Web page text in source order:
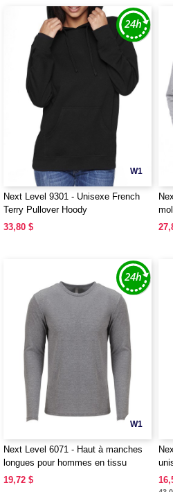
W1
Next Level 9301 - Unisexe French
Terry Pullover Hoody
33,80 $
W1
Next Level 6071 - Haut à manches
longues pour hommes en tissu
triblend
19,72 $